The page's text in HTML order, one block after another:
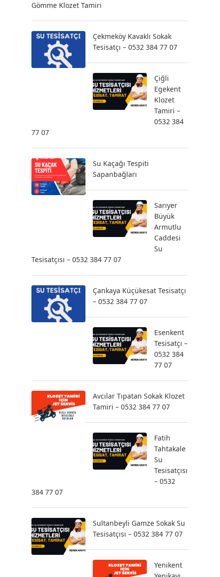
Gömme Klozet Tamiri
Çekmeköy Kavaklı Sokak
Tesisatçı – 0532 384 77 07
Çiğli
Egekent
Klozet
Tamiri –
0532 384
77 07
Su Kaçağı Tespiti
Sapanbağları
Sarıyer
Büyük
Armutlu
Caddesi
Su
Tesisatçısı – 0532 384 77 07
Çankaya Küçükesat Tesisatçı
– 0532 384 77 07
Esenkent
Tesisatçı –
0532 384
77 07
Avcılar Tıpatan Sokak Klozet
Tamiri – 0532 384 77 07
Fatih
Tahtakale
Su
Tesisatçısı
– 0532
384 77 07
Sultanbeyli Gamze Sokak Su
Tesisatçısı – 0532 384 77 07
Yenikent